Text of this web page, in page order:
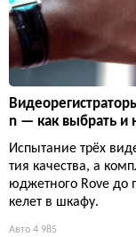
n — как выбрать и
Испытание трёх
тия качества, а
юджетного Rove до
келет в шкафу.
Авто 4 985